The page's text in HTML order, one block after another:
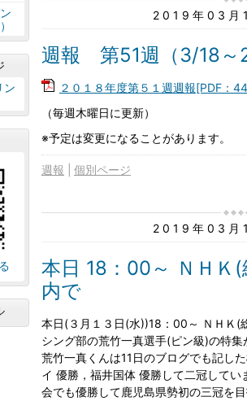
2019年03月
週報 第51週（3/18～
２０１８年度第５１週週報[PDF：
（毎週木曜日に更新）
※予定は変更になることがあります。
週報 個別ページ
2019年03月
本日 18：00～ ＮＨＫ
内で
本日(３月１３日(水))18：00～ ＮＨＫ(
シング部の荒竹一真選手(ピン級)の特
荒竹一真くんは11日のブログでも記し
イ 優勝，福井国体 優勝して二冠して
会でも優勝して鹿児島県勢初の三冠を
ン